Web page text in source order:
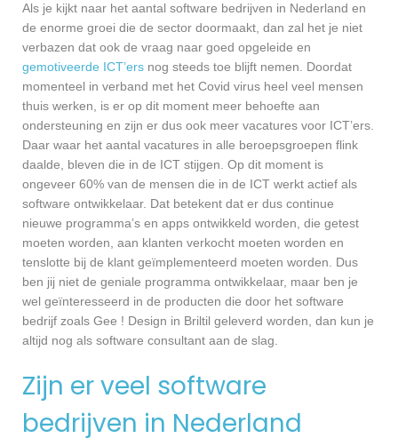
Als je kijkt naar het aantal software bedrijven in Nederland en
de enorme groei die de sector doormaakt, dan zal het je niet
verbazen dat ook de vraag naar goed opgeleide en
gemotiveerde ICT’ers nog steeds toe blijft nemen. Doordat
momenteel in verband met het Covid virus heel veel mensen
thuis werken, is er op dit moment meer behoefte aan
ondersteuning en zijn er dus ook meer vacatures voor ICT’ers.
Daar waar het aantal vacatures in alle beroepsgroepen flink
daalde, bleven die in de ICT stijgen. Op dit moment is
ongeveer 60% van de mensen die in de ICT werkt actief als
software ontwikkelaar. Dat betekent dat er dus continue
nieuwe programma’s en apps ontwikkeld worden, die getest
moeten worden, aan klanten verkocht moeten worden en
tenslotte bij de klant geïmplementeerd moeten worden. Dus
ben jij niet de geniale programma ontwikkelaar, maar ben je
wel geïnteresseerd in de producten die door het software
bedrijf zoals Gee ! Design in Briltil geleverd worden, dan kun je
altijd nog als software consultant aan de slag.
Zijn er veel software
bedrijven in Nederland